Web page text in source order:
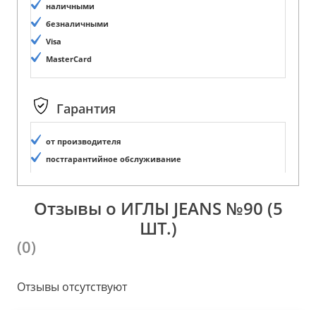
наличными
безналичными
Visa
MasterCard
Гарантия
от производителя
постгарантийное обслуживание
Отзывы о ИГЛЫ JEANS №90 (5
ШТ.)
(0)
Отзывы отсутствуют